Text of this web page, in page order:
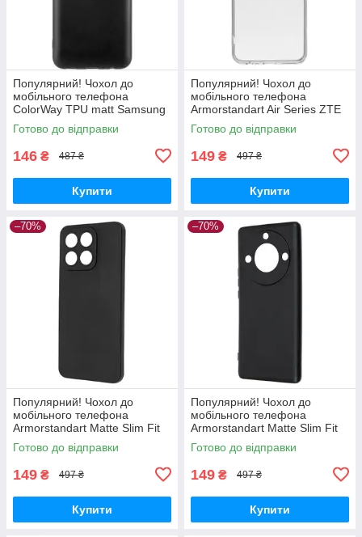
Популярний! Чохол до
мобільного телефона
ColorWay TPU matt Samsung
Galaxy A04e black (CW-
CTMSGA042-BK) - Краща
Готово до відправки
146 ₴ 487 ₴
Купити
Популярний! Чохол до
мобільного телефона
Armorstandart Air Series ZTE
Blade V30 Transparent
(ARM59796) - Краща якість
Готово до відправки
149 ₴ 497 ₴
Купити
–70%
Популярний! Чохол до
мобільного телефона
Armorstandart Matte Slim Fit
Honor X8a Camera cover
Black (ARM69397) - Краща
Готово до відправки
149 ₴ 497 ₴
Купити
–70%
Популярний! Чохол до
мобільного телефона
Armorstandart Matte Slim Fit
Honor Magic5 Lite Camera
cover Black (ARM69395) -
Готово до відправки
149 ₴ 497 ₴
Купити